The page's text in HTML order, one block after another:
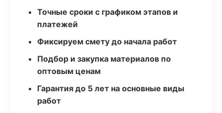
Точные сроки с графиком этапов и
платежей
Фиксируем смету до начала работ
Подбор и закупка материалов по
оптовым ценам
Гарантия до 5 лет на основные виды
работ